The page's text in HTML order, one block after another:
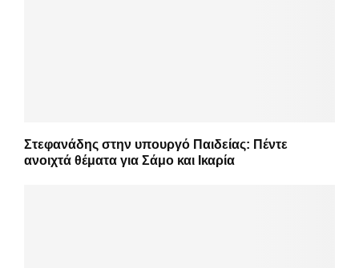
Στεφανάδης στην υπουργό Παιδείας: Πέντε
ανοιχτά θέματα για Σάμο και Ικαρία